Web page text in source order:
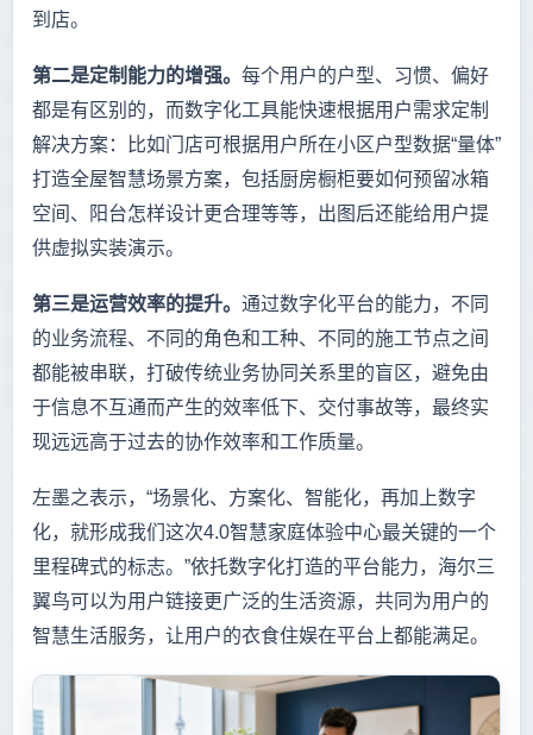
到店。
第二是定制能力的增强。 每个用户的户型、习惯、偏好
都是有区别的，而数字化工具能快速根据用户需求定制
解决方案：比如门店可根据用户所在小区户型数据“量体”
打造全屋智慧场景方案，包括厨房橱柜要如何预留冰箱
空间、阳台怎样设计更合理等等，出图后还能给用户提
供虚拟实装演示。
第三是运营效率的提升。 通过数字化平台的能力，不同
的业务流程、不同的角色和工种、不同的施工节点之间
都能被串联，打破传统业务协同关系里的盲区，避免由
于信息不互通而产生的效率低下、交付事故等，最终实
现远远高于过去的协作效率和工作质量。
左墨之表示，“场景化、方案化、智能化，再加上数字
化，就形成我们这次4.0智慧家庭体验中心最关键的一个
里程碑式的标志。”依托数字化打造的平台能力，海尔三
翼鸟可以为用户链接更广泛的生活资源，共同为用户的
智慧生活服务，让用户的衣食住娱在平台上都能满足。